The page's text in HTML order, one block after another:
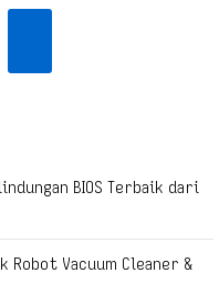
BIOS Terbaik dari
Robot Vacuum Cleaner &